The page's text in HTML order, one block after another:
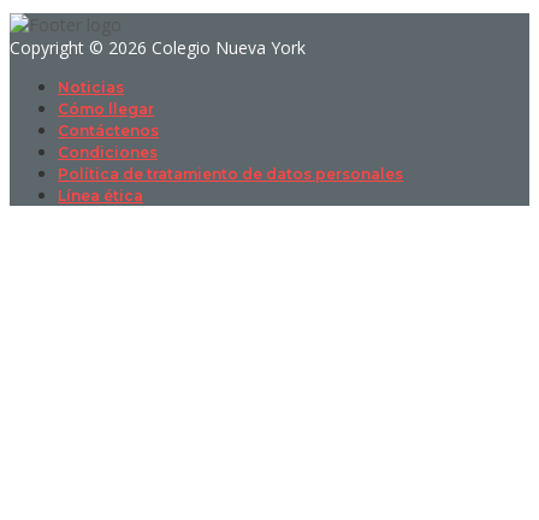
Copyright © 2026 Colegio Nueva York
Noticias
Cómo llegar
Contáctenos
Condiciones
Política de tratamiento de datos personales
Línea ética